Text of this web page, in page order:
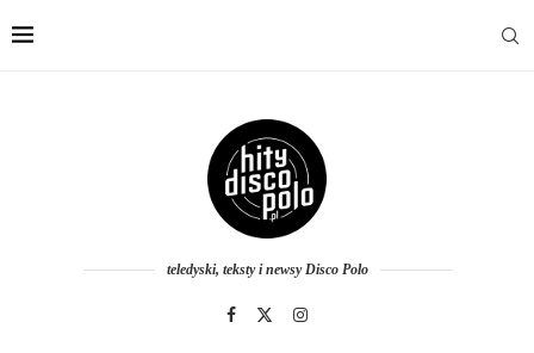
teledyski, teksty i newsy Disco Polo